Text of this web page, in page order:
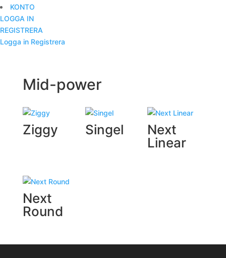
KONTO
LOGGA IN
REGISTRERA
Logga in Registrera
Mid-power
Ziggy Singel
Next
Linear
Next
Round